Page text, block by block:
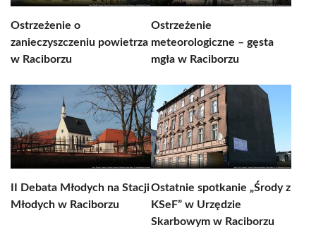
Ostrzeżenie o
zanieczyszczeniu powietrza
w Raciborzu
Ostrzeżenie
meteorologiczne – gęsta
mgła w Raciborzu
II Debata Młodych na Stacji
Młodych w Raciborzu
Ostatnie spotkanie „Środy z
KSeF” w Urzędzie
Skarbowym w Raciborzu